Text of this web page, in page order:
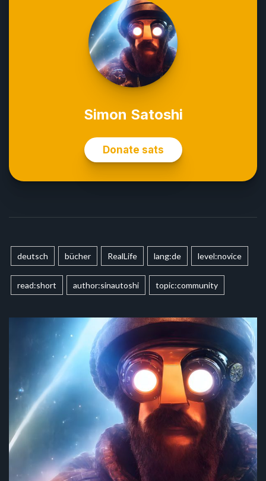
deutsch bücher RealLife lang:de level:novice
read:short author:sinautoshi topic:community